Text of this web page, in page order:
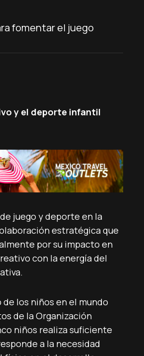
fomentar el juego
y el deporte infantil
juego y deporte en la
estratégica que
por su impacto en
con la energía del
los niños en el mundo
de la Organización
niños realiza suficiente
a la necesidad